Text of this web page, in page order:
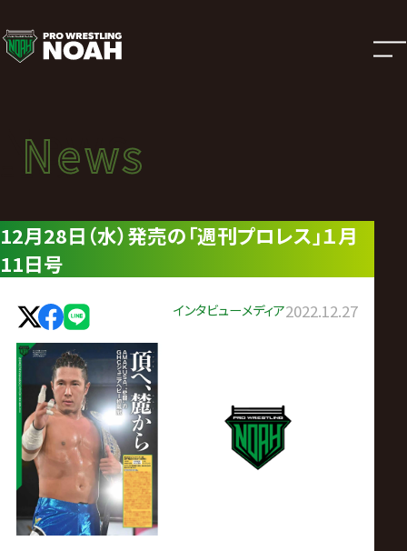
ニ
ュ
ー
ス
|
プ
ロ
レ
ス
リ
ン
News
ニュース
News
12月28日（水）発売の「週刊プロレス」１月
11日号
インタビューメディア2022.12.27